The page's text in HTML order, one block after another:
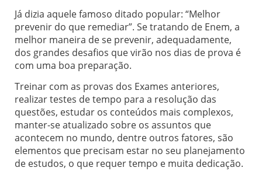
Já dizia aquele famoso ditado popular: “Melhor
prevenir do que remediar”. Se tratando de Enem, a
melhor maneira de se prevenir, adequadamente,
dos grandes desafios que virão nos dias de prova é
com uma boa preparação.
Treinar com as provas dos Exames anteriores,
realizar testes de tempo para a resolução das
questões, estudar os conteúdos mais complexos,
manter-se atualizado sobre os assuntos que
acontecem no mundo, dentre outros fatores, são
elementos que precisam estar no seu planejamento
de estudos, o que requer tempo e muita dedicação.